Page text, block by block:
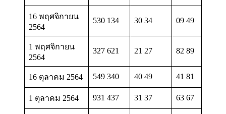
16 พฤศจิกายน
2564
530 134 30 34 09 49
1 พฤศจิกายน
2564
327 621 21 27 82 89
16 ตุลาคม 2564 549 340 40 49 41 81
1 ตุลาคม 2564 931 437 31 37 63 67